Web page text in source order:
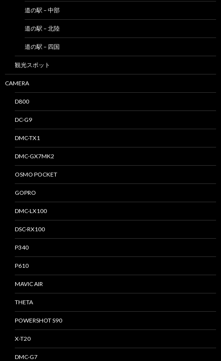
道の駅 – 中部
道の駅 – 北陸
道の駅 – 四国
観光スポット
CAMERA
D800
DC-G9
DMC-TX1
DMC-GX7MK2
OSMO POCKET
GOPRO
DMC-LX100
DSC-RX100
P340
P610
MAVIC AIR
THETA
POWERSHOT S90
X-T20
DMC-G7